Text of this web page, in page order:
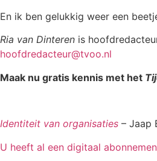
En ik ben gelukkig weer een
Ria van Dinteren is
hoofdredacteur@tvoo.nl
Maak nu gratis kennis met het
Identiteit van organisaties – Jaap
U heeft al een digitaal